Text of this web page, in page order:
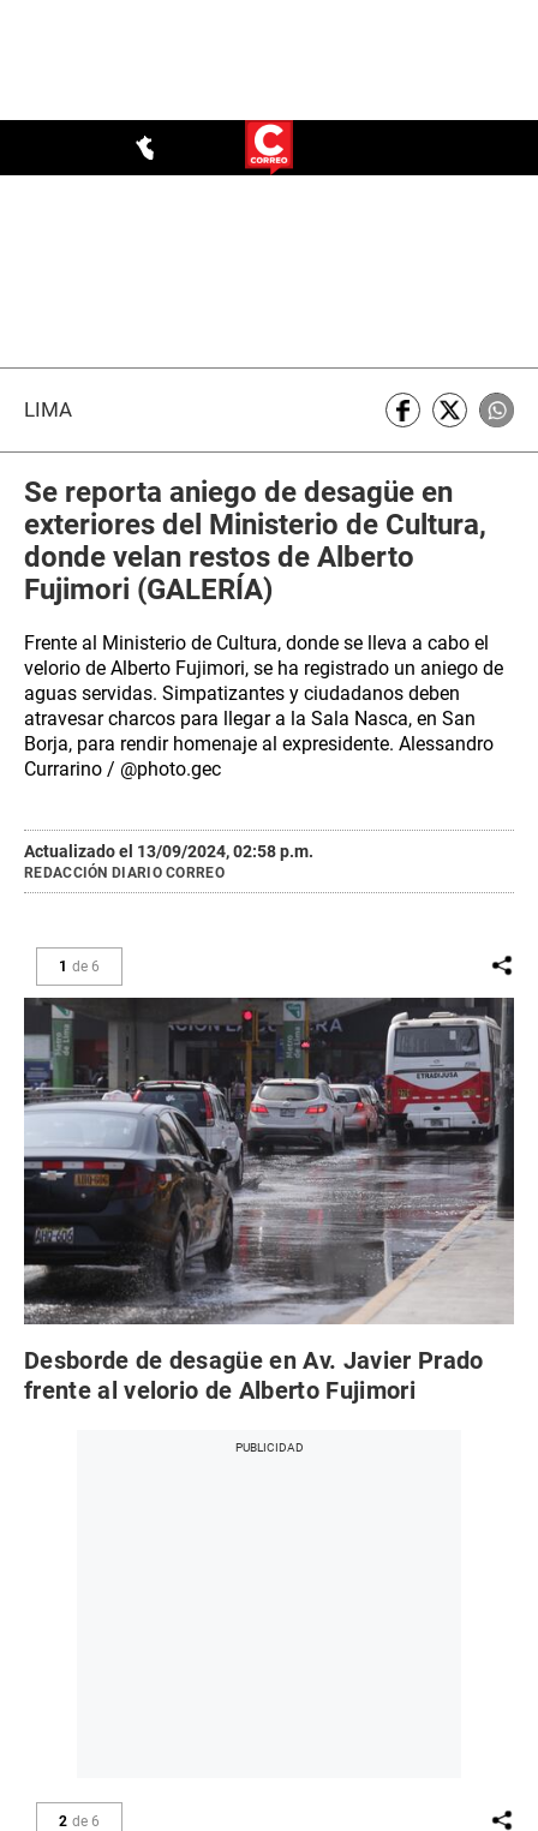
LIMA
Se reporta aniego de desagüe en
exteriores del Ministerio de Cultura,
donde velan restos de Alberto
Fujimori (GALERÍA)
Frente al Ministerio de Cultura, donde se lleva a cabo el
velorio de Alberto Fujimori, se ha registrado un aniego de
aguas servidas. Simpatizantes y ciudadanos deben
atravesar charcos para llegar a la Sala Nasca, en San
Borja, para rendir homenaje al expresidente. Alessandro
Currarino / @photo.gec
REDACCIÓN DIARIO CORREO
Actualizado el 13/09/2024, 02:58 p.m.
1 de 6
Desborde de desagüe en Av. Javier Prado
frente al velorio de Alberto Fujimori
2 de 6